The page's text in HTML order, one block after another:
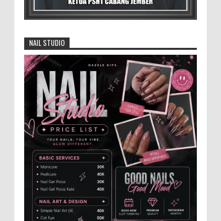
Digelontor Bantuan CSR Jumbo dan Bibit
Ternak Gratis ‎
‎BLORA – Wakil Bupati Blora Hj. Sri
Setyorini menghadiri Rapat Anggota Tahunan (RAT)
Kelompok Tani Hutan (KTH) Masjid Baitur Mulyo yang
dig...
Anggota Karang Taruna Urunan Demi
Nobar Indonesia Lawan Vietnam
Pertandingan sepakbola antara Tim
Indonesia dan Vietnam tidak dilewatkan
begitu saha oleh penggemar bola, termasuk karang
taruna bahkan mere...
Santri Milenial Siap Sukseskan Program
NAIL STUDIO